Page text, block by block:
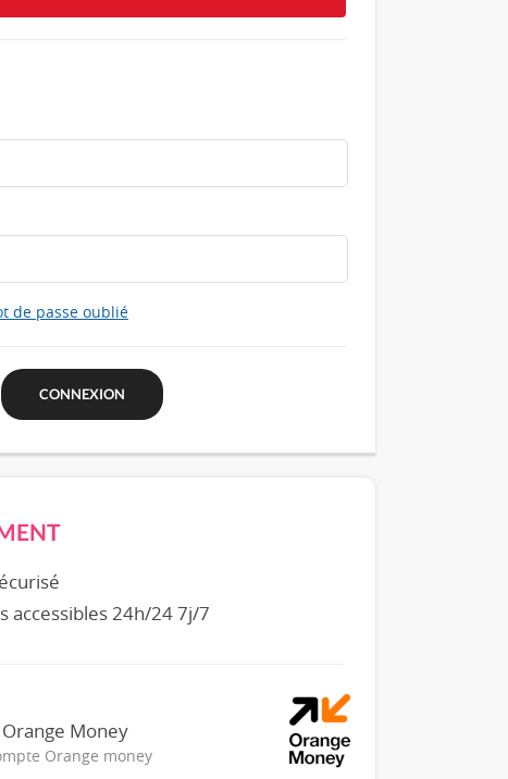
de passe oublié
accessibles 24h/24 7j/7
Money
Orange money